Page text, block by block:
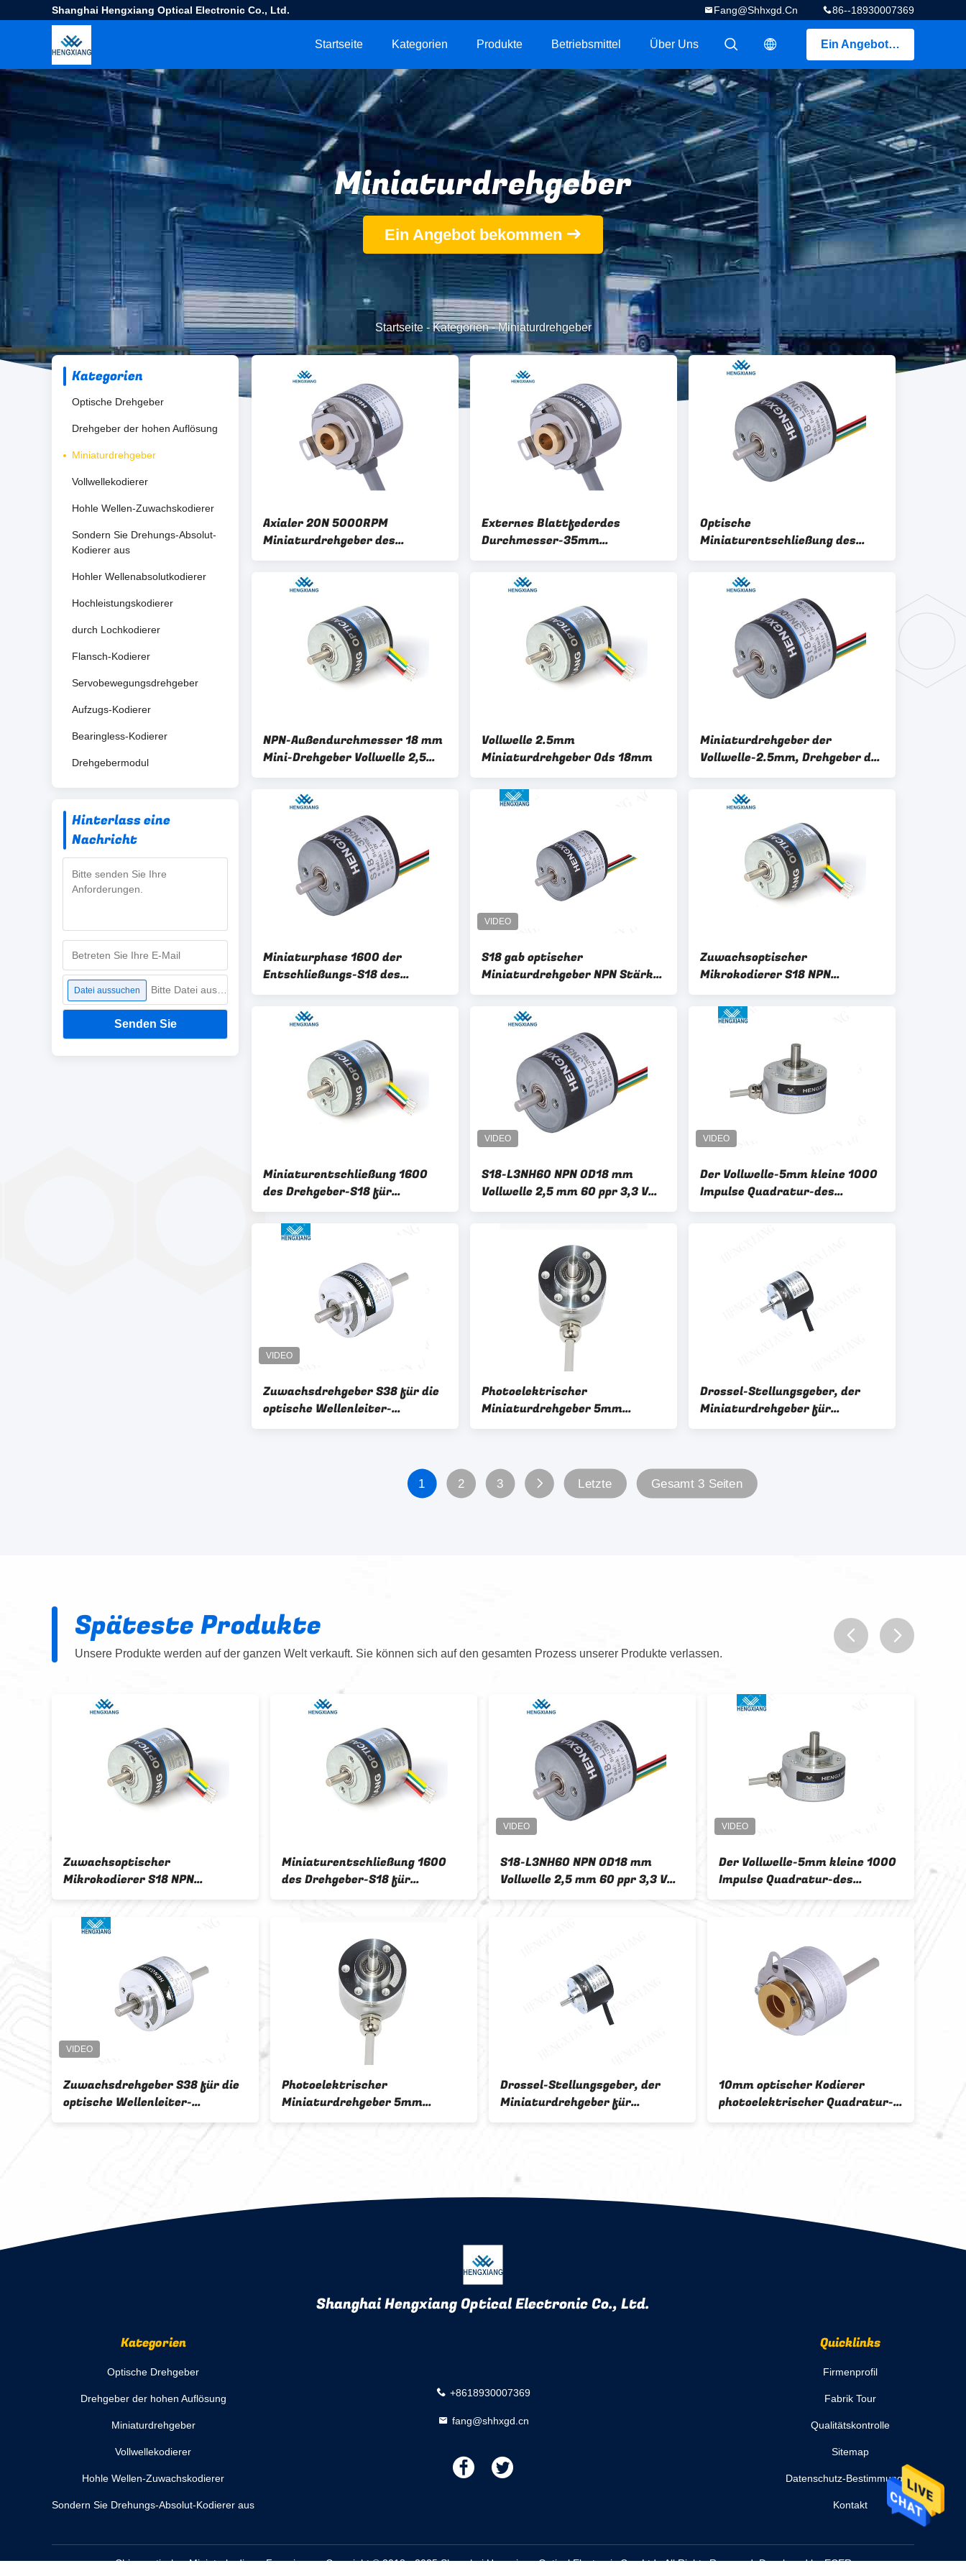
Shanghai Hengxiang Optical Electronic Co., Ltd. 86--18930007369
Fang@shhxgd.cn
Ein Angebot bekommen
描述
描述
Startseite Kategorien Produkte Betriebsmittel Über Uns
Miniaturdrehgeber
Ein Angebot bekommen
Startseite-Kategorien-Miniaturdrehgeber
Kategorien
Optische Drehgeber
Drehgeber der hohen Auflösung
Miniaturdrehgeber
Vollwellekodierer
Hohle Wellen-Zuwachskodierer
Sondern Sie Drehungs-Absolut-
Kodierer aus
Hohler Wellenabsolutkodierer
Hochleistungskodierer
durch Lochkodierer
Flansch-Kodierer
Servobewegungsdrehgeber
Aufzugs-Kodierer
Bearingless-Kodierer
Drehgebermodul
Hinterlass eine
Nachricht
Datei aussuchen
Senden Sie
Axialer 20N 5000RPM
Miniaturdrehgeber des
Sackloch-8mm
Externes Blattfederdes
Durchmesser-35mm
Miniaturdes drehgeber-K35 des
Sackloch-8mm 40mm
Optische
Miniaturentschließung des
Drehgeber-200 für
Subminiature Motor
NPN-Außendurchmesser 18 mm
Mini-Drehgeber Vollwelle 2,5
mm 60 ppr 3,3 VDC
Vollwelle 2.5mm
Miniaturdrehgeber Ods 18mm
Miniaturdrehgeber der
Vollwelle-2.5mm, Drehgeber der
ABZ-Phasen-Entschließungs-
Miniaturphase 1600 der
Entschließungs-S18 des
Drehgeber-AB NPN ausgegeben
für Subminiature Motor
S18 gab optischer
Miniaturdrehgeber NPN Stärke
18mm aus
Zuwachsoptischer
Mikrokodierer S18 NPN
5000rpm 18mm
Miniaturentschließung 1600
des Drehgeber-S18 für
Subminiature Motor
S18-L3NH60 NPN OD18 mm
Vollwelle 2,5 mm 60 ppr 3,3 V
Mini-Drehgeber
Der Vollwelle-5mm kleine 1000
Impulse Quadratur-des
Drehgeber-S38 pro Rotation
Zuwachsdrehgeber S38 für die
optische Wellenleiter-
Prüfvorrichtung 1000ppr
Photoelektrischer
Miniaturdrehgeber 5mm
Wellen-1000ppr
Drossel-Stellungsgeber, der
Miniaturdrehgeber für
Lenkungswinkel-Sensor strömt
1 2 3 Letzte Gesamt 3 Seiten
Späteste Produkte
Unsere Produkte werden auf der ganzen Welt verkauft. Sie können sich auf den gesamten Prozess unserer Produkte verlassen.
Zuwachsoptischer
Mikrokodierer S18 NPN
5000rpm 18mm
Miniaturentschließung 1600
des Drehgeber-S18 für
Subminiature Motor
S18-L3NH60 NPN OD18 mm
Vollwelle 2,5 mm 60 ppr 3,3 V
Mini-Drehgeber
Der Vollwelle-5mm kleine 1000
Impulse Quadratur-des
Drehgeber-S38 pro Rotation
Zuwachsdrehgeber S38 für die
optische Wellenleiter-
Prüfvorrichtung 1000ppr
Photoelektrischer
Miniaturdrehgeber 5mm
Wellen-1000ppr
Drossel-Stellungsgeber, der
Miniaturdrehgeber für
Lenkungswinkel-Sensor strömt
10mm optischer Kodierer
photoelektrischer Quadratur-
K22
Shanghai Hengxiang Optical Electronic Co., Ltd.
Kategorien
Optische Drehgeber
Drehgeber der hohen Auflösung
Miniaturdrehgeber
Vollwellekodierer
Hohle Wellen-Zuwachskodierer
Sondern Sie Drehungs-Absolut-Kodierer aus
+8618930007369
fang@shhxgd.cn
Quicklinks
Firmenprofil
Fabrik Tour
Qualitätskontrolle
Sitemap
Datenschutz-Bestimmungen
Kontakt
China optischer MiniaturkodiererFournisseur. Copyright © 2018 - 2025 Shanghai Hengxiang Optical Electronic Co., Ltd.. All Rights Reserved. Developed byECER